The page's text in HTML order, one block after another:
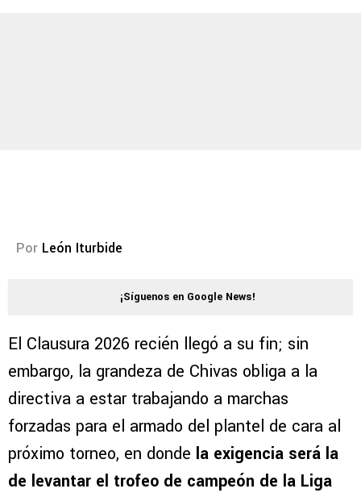
Por León Iturbide
¡Síguenos en Google News!
El Clausura 2026 recién llegó a su fin; sin
embargo, la grandeza de Chivas obliga a la
directiva a estar trabajando a marchas
forzadas para el armado del plantel de cara al
próximo torneo, en donde la exigencia será la
de levantar el trofeo de campeón de la Liga